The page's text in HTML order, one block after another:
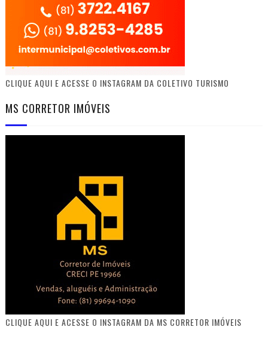
CLIQUE AQUI E ACESSE O INSTAGRAM DA COLETIVO TURISMO
MS CORRETOR IMÓVEIS
CLIQUE AQUI E ACESSE O INSTAGRAM DA MS CORRETOR IMÓVEIS